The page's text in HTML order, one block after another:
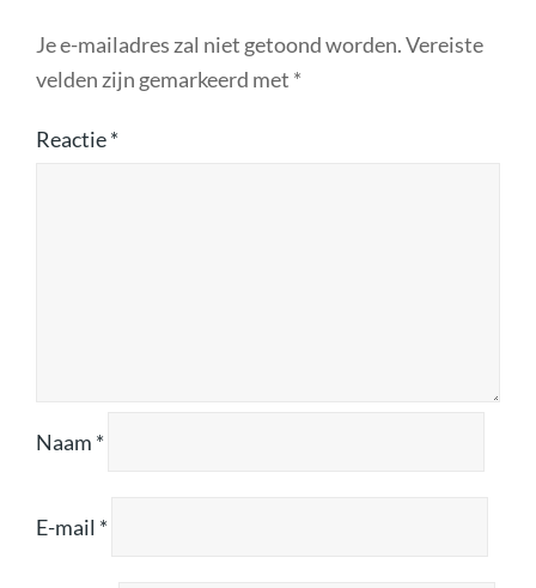
Je e-mailadres zal niet getoond worden.Vereiste
velden zijn gemarkeerd met *
Reactie*
Naam *
E-mail *